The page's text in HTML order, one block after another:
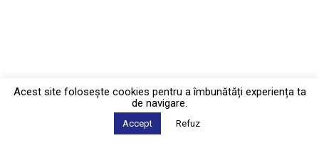
Acest site foloseşte cookies pentru a îmbunătăți experiența ta
de navigare.
Accept Refuz